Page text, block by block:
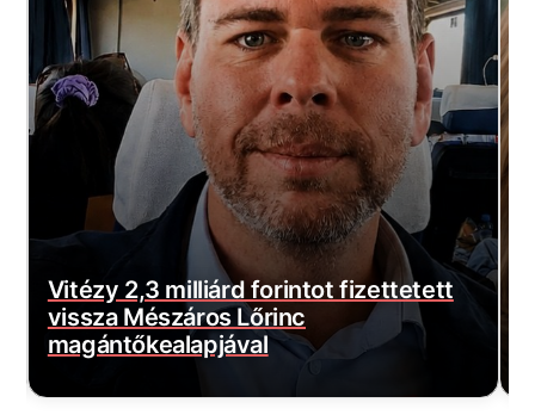
Borbás Marcsi nem hátrál, beperelte
Kocsis Mátét